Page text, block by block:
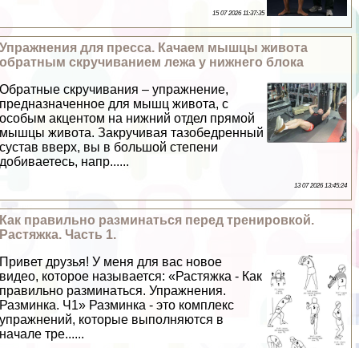
15 07 2026 11:37:35
Упражнения для пресса. Качаем мышцы живота
обратным скручиванием лежа у нижнего блока
Обратные скручивания – упражнение,
предназначенное для мышц живота, с
особым акцентом на нижний отдел прямой
мышцы живота. Закручивая тазобедренный
сустав вверх, вы в большой степени
добиваетесь, напр......
13 07 2026 13:45:24
Как правильно разминаться перед тренировкой.
Растяжка. Часть 1.
Привет друзья! У меня для вас новое
видео, которое называется: «Растяжка - Как
правильно разминаться. Упражнения.
Разминка. Ч1» Разминка - это комплекс
упражнений, которые выполняются в
начале тре......